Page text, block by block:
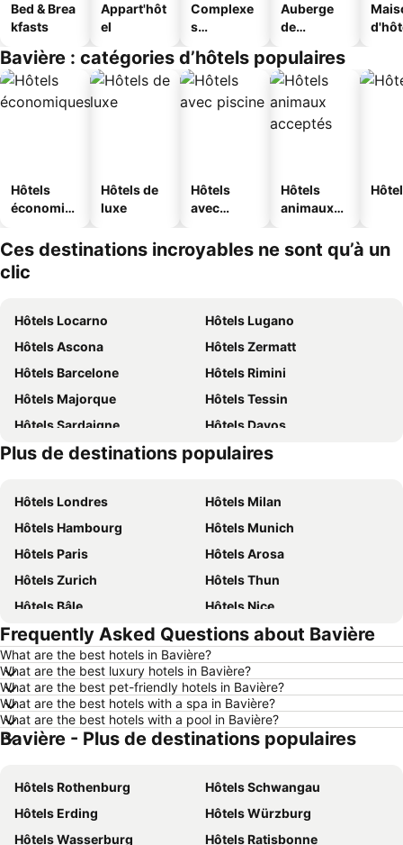
Bed & Brea
kfasts
Appart'hôt
el
Complexe
s
s
Auberge
de
Bavière : catégories d’hôtels populaires
Hôtels
économiq
Hôtels de
luxe
Hôtels
avec
Hôtels
animaux
Ces destinations incroyables ne sont qu’à un
clic
Hôtels Locarno
Hôtels Lugano
Hôtels Ascona
Hôtels Zermatt
Hôtels Barcelone
Hôtels Rimini
Hôtels Majorque
Hôtels Tessin
Hôtels Sardaigne
Hôtels Davos
Hôtels Crète
Hôtels Grisons
Plus de destinations populaires
Hôtels Londres
Hôtels Milan
Hôtels Hambourg
Hôtels Munich
Hôtels Paris
Hôtels Arosa
Hôtels Zurich
Hôtels Thun
Hôtels Bâle
Hôtels Nice
Hôtels Lucerne
Hôtels Copenhague
Hôtels Rome
Hôtels St Moritz
Hôtels Palma
Hôtels Pontresina
Hôtels Annecy
Hôtels Berne
Hôtels Amsterdam
Hôtels Suisse
Hôtels Forêt-Noire
Hôtels Ibiza
Hôtels Tyrol du Sud
Hôtels Ligurie
Hôtels Grèce
Hôtels Tyrol
Frequently Asked Questions about Bavière
What are the best hotels in Bavière?
What are the best luxury hotels in Bavière?
What are the best pet-friendly hotels in Bavière?
What are the best hotels with a spa in Bavière?
What are the best hotels with a pool in Bavière?
Bavière - Plus de destinations populaires
Hôtels Rothenburg
Hôtels Schwangau
Hôtels Erding
Hôtels Würzburg
Hôtels Wasserburg
Hôtels Ratisbonne